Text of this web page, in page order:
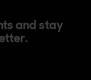
and stay